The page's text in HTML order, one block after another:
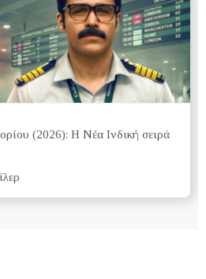
(2026): H Νέα Ινδική σειρά